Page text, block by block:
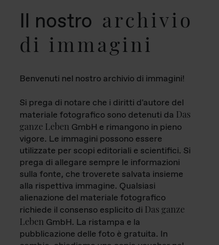
Il nostro archivio
di immagini
Benvenuti nel nostro archivio di immagini!
Si prega di notare che i diritti d'autore del
materiale fotografico sono detenuti da Das
ganze Leben GmbH e rimangono in pieno
vigore. Le immagini possono essere
utilizzate per scopi editoriali e scientifici. Si
prega di allegare sempre le informazioni
sulla fonte, che troverete salvata insieme
alla rispettiva immagine. Qualsiasi
alienazione del materiale fotografico
richiede il consenso esplicito di Das ganze
Leben GmbH. La ristampa e la
pubblicazione delle foto è gratuita. In